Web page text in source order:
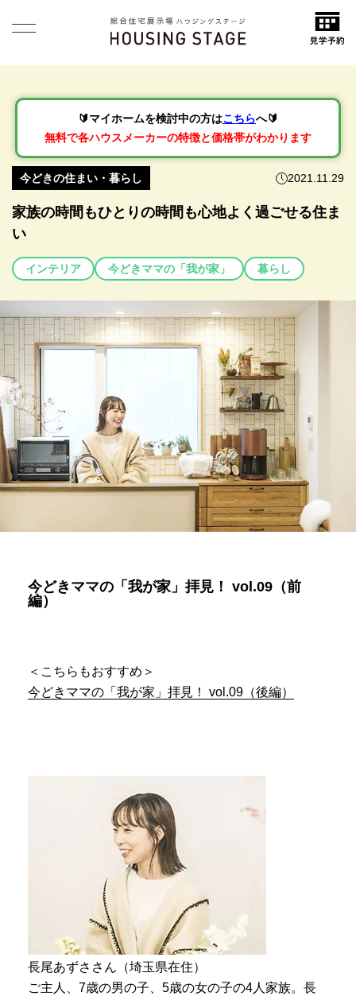
🔰マイホームを検討中の方はこちらへ🔰
無料で各ハウスメーカーの特徴と価格帯がわかります
今どきの住まい・暮らし 2021.11.29
家族の時間もひとりの時間も心地よく過ごせる住ま
い
インテリア 今どきママの「我が家」 暮らし
今どきママの「我が家」拝見！ vol.09（前
編）
＜こちらもおすすめ＞
今どきママの「我が家」拝見！ vol.09（後編）
長尾あずささん（埼玉県在住）
ご主人、7歳の男の子、5歳の女の子の4人家族。長